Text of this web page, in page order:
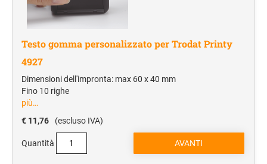
Testo gomma personalizzato per Trodat Printy
4927
Dimensioni dell'impronta: max 60 x 40 mm
Fino 10 righe
più…
€ 11,76
(escluso IVA)
Quantità